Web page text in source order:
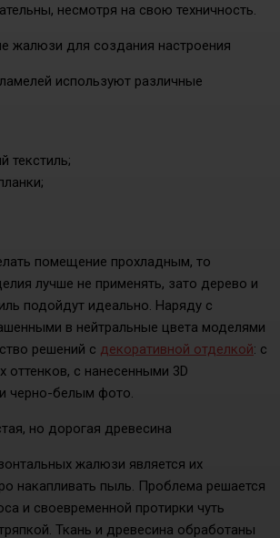
несмотря на свою техничность.
жалюзи для создания настроения
используют различные
текстиль;
помещение прохладным, то
лучше не применять, зато дерево и
подойдут идеально. Наряду с
в нейтральные цвета моделями
решений с декоративной отделкой: с
оттенков, с нанесенными 3D
черно-белым фото.
но дорогая древесина
жалюзи является их
накапливать пыль. Проблема решается
и своевременной протирки чуть
Ткань и древесина обработаны